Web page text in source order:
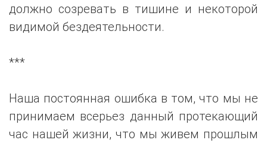
должно созревать в тишине и некоторой
видимой бездеятельности.
***
Наша постоянная ошибка в том, что мы не
принимаем всерьез данный протекающий
час нашей жизни, что мы живем прошлым